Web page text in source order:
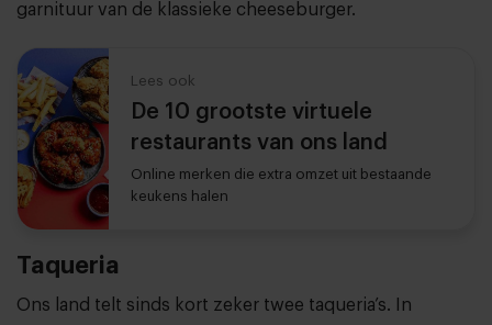
garnituur van de klassieke cheeseburger.
Lees ook
De 10 grootste virtuele
restaurants van ons land
Online merken die extra omzet uit bestaande
keukens halen
Taqueria
Ons land telt sinds kort zeker twee taqueria’s. In